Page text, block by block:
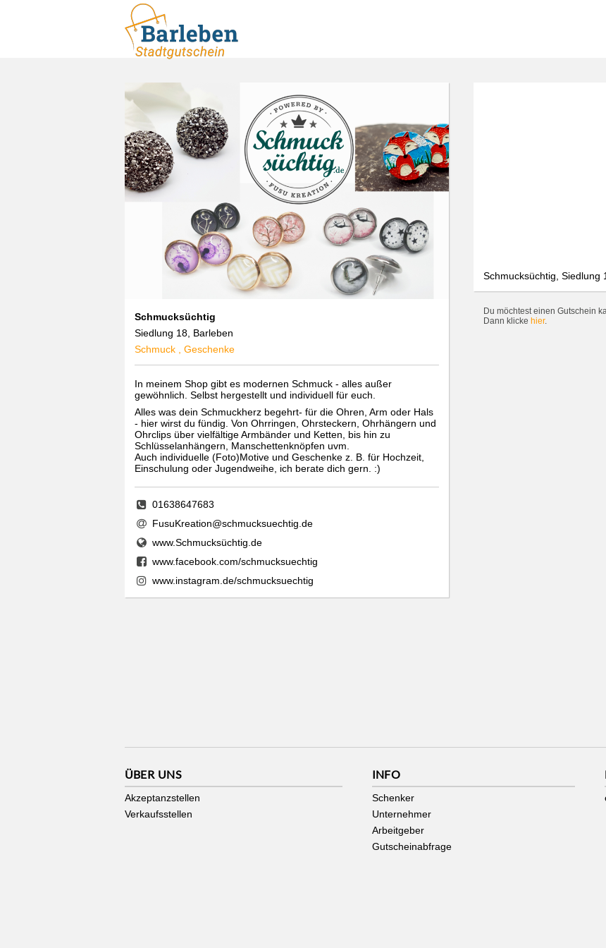
Schmucksüchtig
Siedlung 18, Barleben
Schmuck , Geschenke
In meinem Shop gibt es modernen Schmuck - alles außer
gewöhnlich. Selbst hergestellt und individuell für euch.
Alles was dein Schmuckherz begehrt- für die Ohren, Arm oder Hals
- hier wirst du fündig. Von Ohrringen, Ohrsteckern, Ohrhängern und
Ohrclips über vielfältige Armbänder und Ketten, bis hin zu
Schlüsselanhängern, Manschettenknöpfen uvm.
Auch individuelle (Foto)Motive und Geschenke z. B. für Hochzeit,
Einschulung oder Jugendweihe, ich berate dich gern. :)
01638647683
FusuKreation@schmucksuechtig.de
www.Schmucksüchtig.de
www.facebook.com/schmucksuechtig
www.instagram.de/schmucksuechtig
Schmucksüchtig, Siedlung
Du möchtest einen Gutschein
Dann klicke hier.
ÜBER UNS
Akzeptanzstellen
Verkaufsstellen
INFO
Schenker
Unternehmer
Arbeitgeber
Gutscheinabfrage
We use cookies and other technologies on our website. Some of these are
essential, while others help us to improve this website and your
experience. Personal data can be processed (e.g. IP addresses), e.g. B. for
personalized ads and content or ad and content measurement. You can
find more information about the use of your data in our
declaration. You can revoke or adjust your selection at any time under
Settings.
Only essential